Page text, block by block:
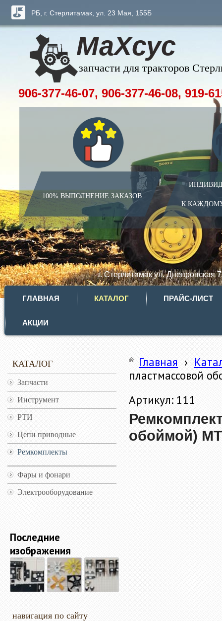
МаХсус
запчасти для тракторов
100% ВЫПОЛНЕНИЕ ЗАКАЗОВ
К
РБ, г. Стерлитамак, ул. 23 Мая, 155Б
г. Стерлитамак ул. Днепровская
906-377-46-07, 906-377-46-08, 919-
ГЛАВНАЯ КАТАЛОГ ПРАЙС-ЛИСТ
АКЦИИ
КАТАЛОГ
Запчасти
Инструмент
РТИ
Цепи приводные
Ремкомплекты
Фары и фонари
Электрооборудование
Последние
изображения
навигация по сайту
Главная ›
пластмассовой
Артикул: 111
обоймой)